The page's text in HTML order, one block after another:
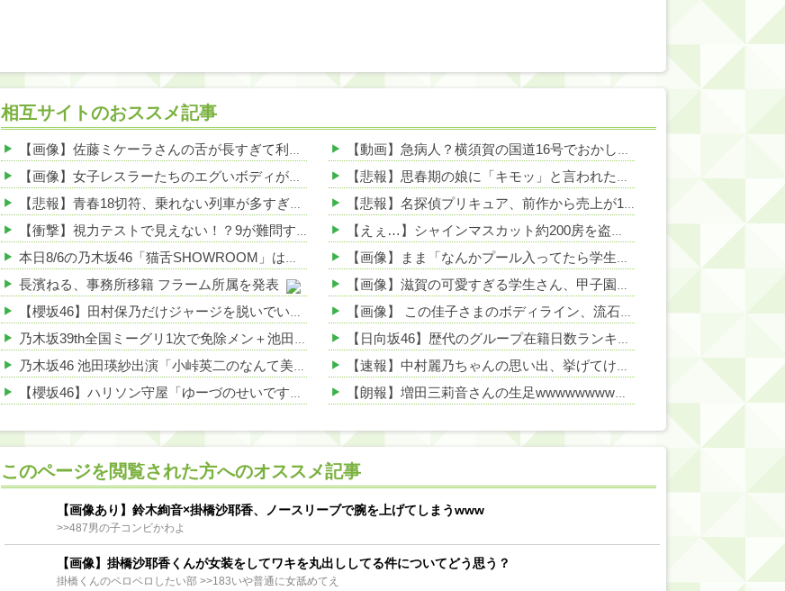
相互サイトのおススメ記事
【画像】佐藤ミケーラさんの舌が長すぎて利点エロしかない件ｗｗｗｗｗ 他 NEW!
【画像】女子レスラーたちのエグいボディが話題にwwwwww 他 NEW!
【悲報】青春18切符、乗れない列車が多すぎる理由がこれｗｗｗｗ 他 NEW!
【衝撃】視力テストで見えない！？9が難問すぎるwwwwww 他 NEW!
本日8/6の乃木坂46「猫舌SHOWROOM」は筒井あやめ＆鈴木佑捺
長濱ねる、事務所移籍 フラーム所属を発表
【櫻坂46】田村保乃だけジャージを脱いでいた理由
乃木坂39th全国ミーグリ1次で免除メン＋池田・一ノ瀬・井上・川﨑・菅原・中西が全完売
乃木坂46 池田瑛紗出演「小峠英二のなんて美だ！」テーマ：徳川家康【2025.8.5 24:00〜 TOKYO MX】
【櫻坂46】ハリソン守屋「ゆーづのせいです」【ラヴィット!】
【日向坂46】この月、何かあるのか！？『お願いバッハ！』ミーグリ日程がこちら
Powered by livedoor 相互RSS
【動画】急病人？横須賀の国道16号でおかしな事故が撮影される。
【悲報】思春期の娘に「キモッ」と言われたお父さん、グレるｗｗｗｗｗｗｗ
【悲報】名探偵プリキュア、前作から売上が10億円ダウンwwwwwwwww
【えぇ…】シャインマスカット約200房を盗んだ男の自宅を調べた結果ｗｗｗｗｗｗｗｗ
【画像】まま「なんかプール入ってたら学生にめっちゃ見られたw」
【画像】滋賀の可愛すぎる学生さん、甲子園で発見される
【画像】 この佳子さまのボディライン、流石にエチエチすぎやろ！
【日向坂46】歴代のグループ在籍日数ランキングがこちら…
【速報】中村麗乃ちゃんの思い出、挙げてけwwwwwwwwwww
【朗報】増田三莉音さんの生足wwwwwwwwwwww
乃木坂46『オリコン上半期SG1位獲得!!』←もうこれ今が全盛期だろwwwwww
Powered by livedoor 相互RSS
このページを閲覧された方へのオススメ記事
【画像あり】鈴木絢音×掛橋沙耶香、ノースリーブで腕を上げてしまうwww
>>487男の子コンビかわよ
【画像】掛橋沙耶香くんが女装をしてワキを丸出ししてる件についてどう思う？
掛橋くんのペロペロしたい部 >>183いや普通に女舐めてえ